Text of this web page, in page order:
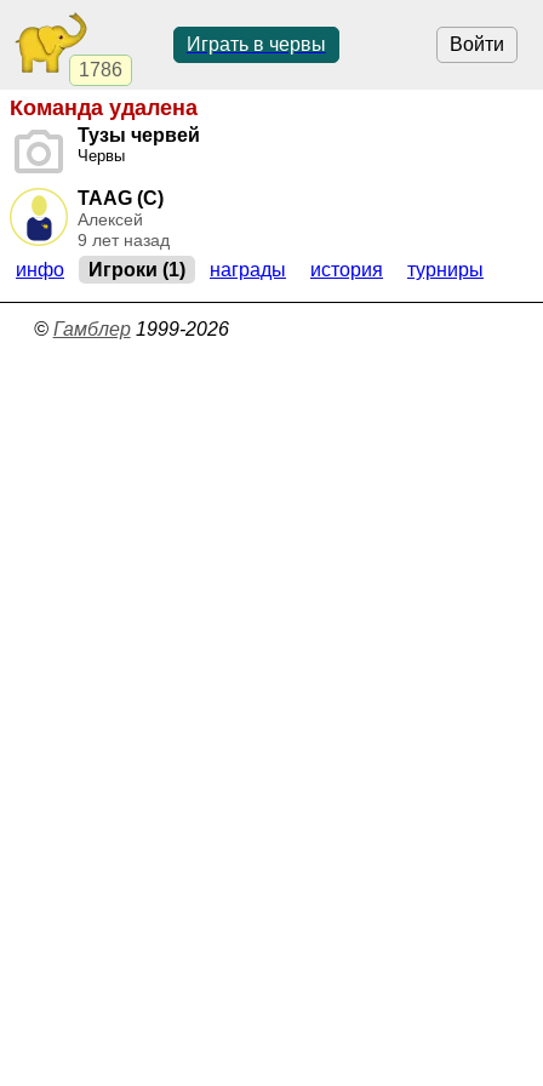
1786
Войти
Играть в червы
Команда удалена
Тузы червей
Червы
TAAG (C)
Алексей
9 лет назад
инфо Игроки (1) награды история турниры
© Гамблер1999-2026